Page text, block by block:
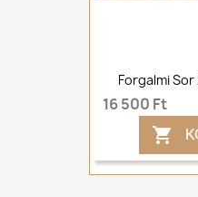
Forgalmi
16 500 Ft
